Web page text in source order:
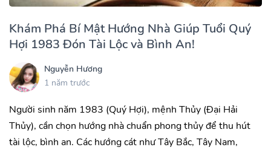
Khám Phá Bí Mật Hướng Nhà Giúp Tuổi Quý
Hợi 1983 Đón Tài Lộc và Bình An!
Nguyễn Hương
1 năm trước
Người sinh năm 1983 (Quý Hợi), mệnh Thủy (Đại Hải
Thủy), cần chọn hướng nhà chuẩn phong thủy để thu hút
tài lộc, bình an. Các hướng cát như Tây Bắc, Tây Nam,